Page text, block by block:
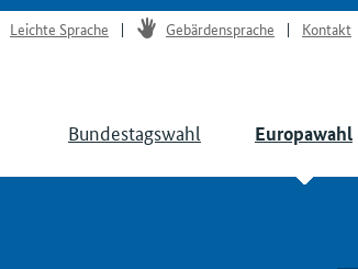
Leichte Sprache Gebärdensprache Kontakt
Bundestagswahl Europawahl